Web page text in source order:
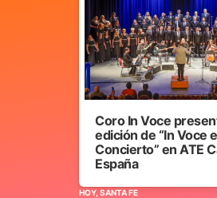
Coro In Voce
edición de “In Voce
Concierto” en ATE
España
HOY, SANTA FE